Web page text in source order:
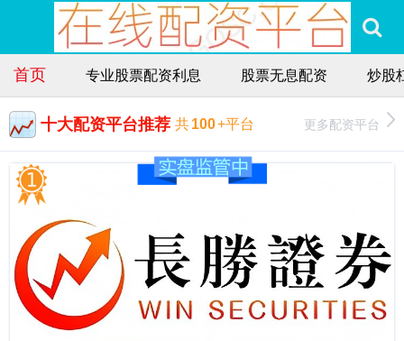
首页 专业股票配资利息 股票无息配资 炒股
十大配资平台推荐 共100+平台 更多配资平台